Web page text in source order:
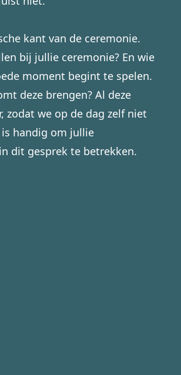
kant van de ceremonie.
bij jullie ceremonie? En wie
moment begint te spelen.
deze brengen? Al deze
zodat we op de dag zelf niet
handig om jullie
dit gesprek te betrekken.